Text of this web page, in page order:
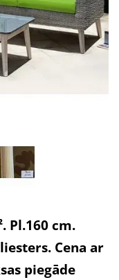
Pl.160 cm.
Cena ar
piegāde